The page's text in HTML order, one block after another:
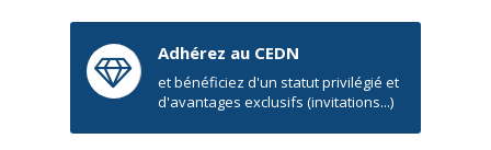
Adhérez au CEDN
et bénéficiez d'un statut privilégié et
d'avantages exclusifs (invitations...)